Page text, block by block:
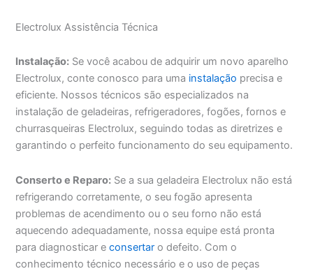
Electrolux Assistência Técnica
Instalação: Se você acabou de adquirir um novo aparelho
Electrolux, conte conosco para uma instalação precisa e
eficiente. Nossos técnicos são especializados na
instalação de geladeiras, refrigeradores, fogões, fornos e
churrasqueiras Electrolux, seguindo todas as diretrizes e
garantindo o perfeito funcionamento do seu equipamento.
Conserto e Reparo: Se a sua geladeira Electrolux não está
refrigerando corretamente, o seu fogão apresenta
problemas de acendimento ou o seu forno não está
aquecendo adequadamente, nossa equipe está pronta
para diagnosticar econsertar o defeito. Com o
conhecimento técnico necessário e o uso de peças